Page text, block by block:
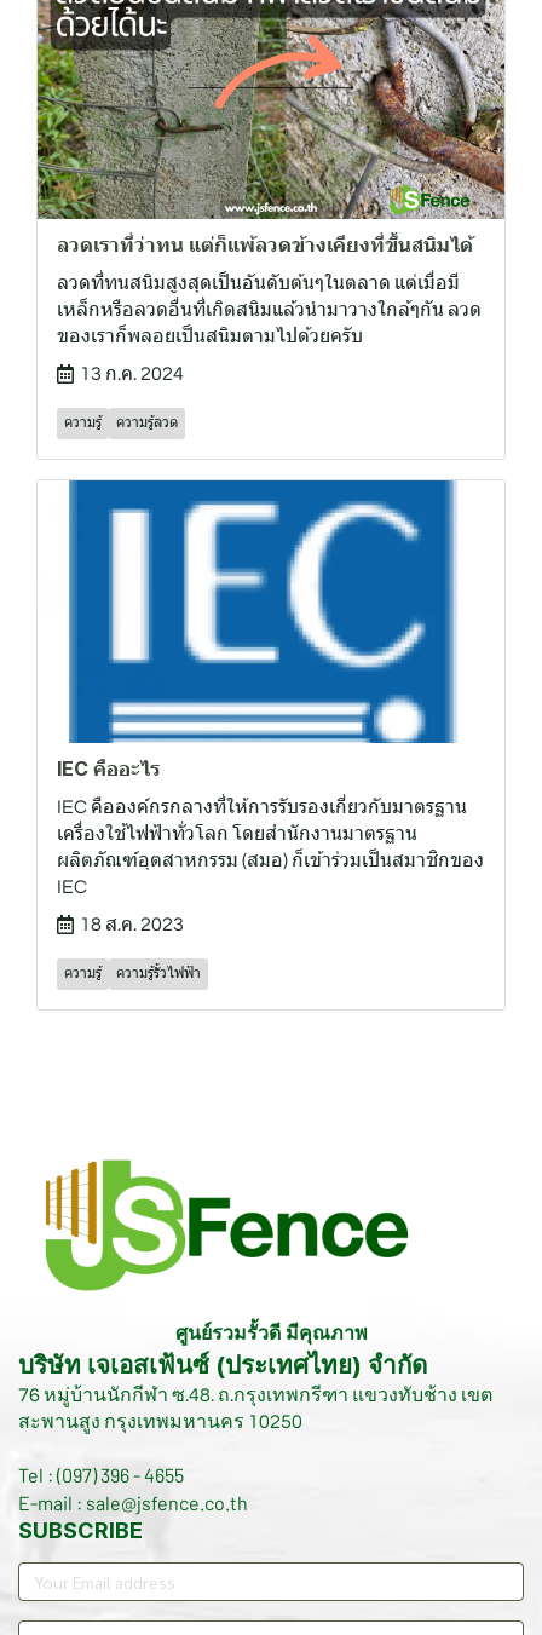
ลวดเราที่ว่าทน แต่ก็แพ้ลวดข้างเคียงที่ขึ้นสนิมได้
ลวดที่ทนสนิมสูงสุดเป็นอันดับต้นๆในตลาด แต่เมื่อมี
เหล็กหรือลวดอื่นที่เกิดสนิมแล้วนำมาวางใกล้ๆกัน ลวด
ของเราก็พลอยเป็นสนิมตามไปด้วยครับ
13 ก.ค. 2024
ความรู้ ความรู้ลวด
IEC คืออะไร
IEC คือองค์กรกลางที่ให้การรับรองเกี่ยวกับมาตรฐาน
เครื่องใช้ไฟฟ้าทั่วโลก โดยสำนักงานมาตรฐาน
ผลิตภัณฑ์อุตสาหกรรม (สมอ) ก็เข้าร่วมเป็นสมาชิกของ
IEC
18 ส.ค. 2023
ความรู้ ความรู้รั้วไฟฟ้า
ศูนย์รวมรั้วดี มีคุณภาพ
บริษัท เจเอสเฟ้นซ์ (ประเทศไทย) จำกัด
76 หมู่บ้านนักกีฬา ซ.48. ถ.กรุงเทพกรีฑา แขวงทับช้าง เขต
สะพานสูง กรุงเทพมหานคร 10250
Tel : (097) 396 - 4655
E-mail : sale@jsfence.co.th
SUBSCRIBE